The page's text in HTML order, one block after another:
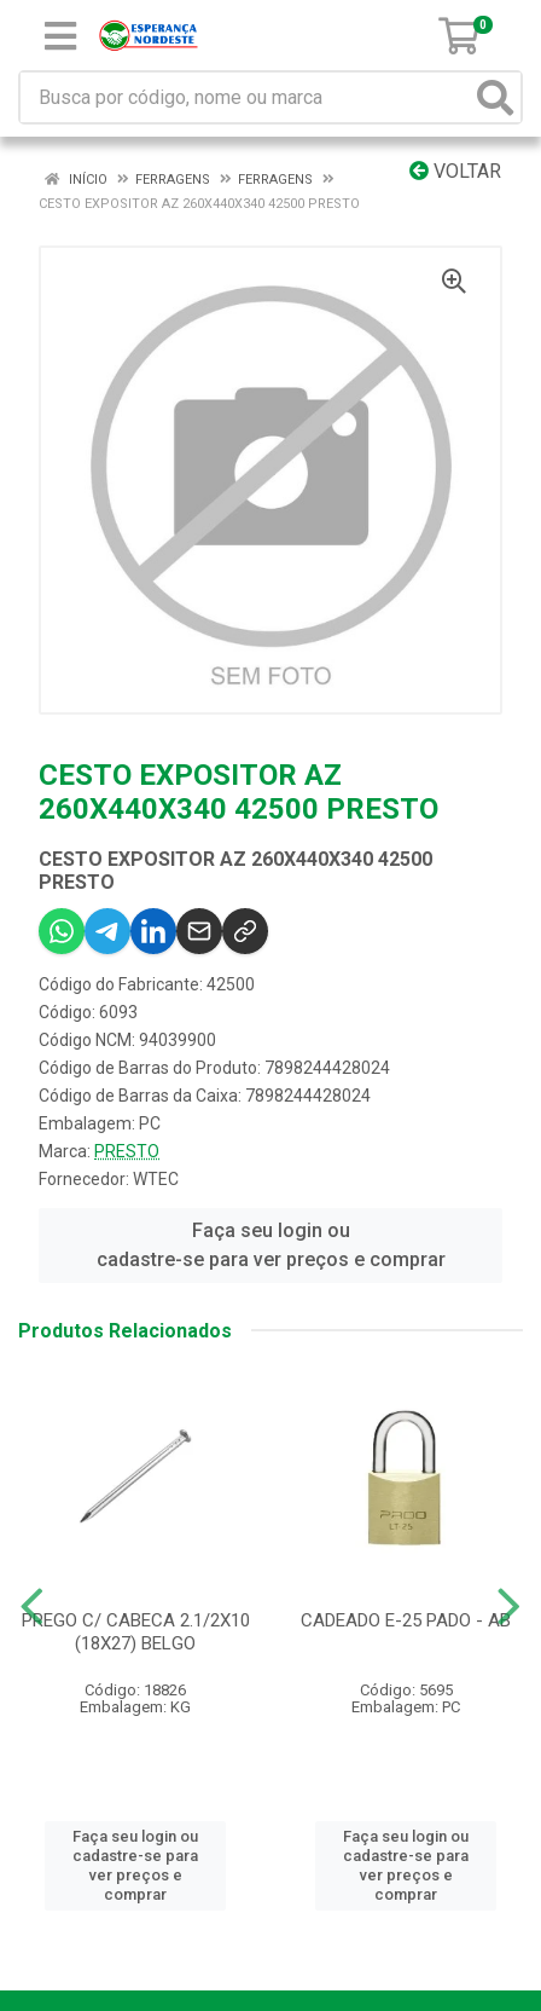
0
VOLTAR
INÍCIO FERRAGENS
FERRAGENS
CESTO EXPOSITOR AZ 260X440X340 42500 PRESTO
CESTO EXPOSITOR AZ
260X440X340 42500 PRESTO
CESTO EXPOSITOR AZ 260X440X340 42500
PRESTO
Código do Fabricante: 42500
Código: 6093
Código NCM: 94039900
Código de Barras do Produto: 7898244428024
Código de Barras da Caixa: 7898244428024
Embalagem: PC
Marca: PRESTO
Fornecedor: WTEC
Faça seu login ou
cadastre-se para ver preços e comprar
Produtos Relacionados
PREGO C/ CABECA 2.1/2X10
(18X27) BELGO
Código: 18826
Embalagem: KG
Faça seu login ou
cadastre-se para
ver preços e
comprar
CADEADO E-25 PADO - AB
Código: 5695
Embalagem: PC
Faça seu login ou
cadastre-se para
ver preços e
comprar